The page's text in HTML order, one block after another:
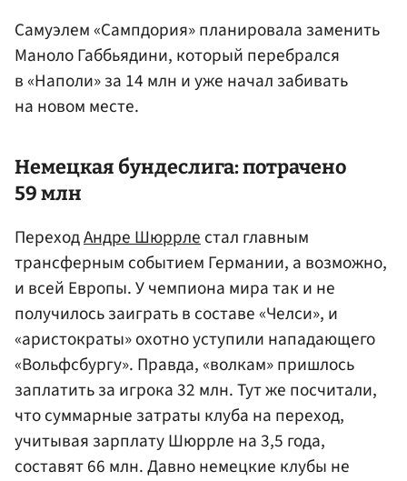
Самуэлем «Сампдория» планировала заменить
Маноло Габбьядини, который перебрался
в «Наполи» за 14 млн и уже начал забивать
на новом месте.
Немецкая бундеслига: потрачено
59 млн
ПереходАндре Шюррлестал главным
трансферным событием Германии, а возможно,
и всей Европы. У чемпиона мира так и не
получилось заиграть в составе «Челси», и
«аристократы» охотно уступили нападающего
«Вольфсбургу». Правда, «волкам» пришлось
заплатить за игрока 32 млн. Тут же посчитали,
что суммарные затраты клуба на переход,
учитывая зарплату Шюррле на 3,5 года,
составят 66 млн. Давно немецкие клубы не